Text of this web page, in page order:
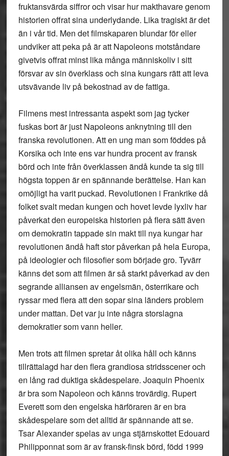
fruktansvärda siffror och visar hur makthavare genom
historien offrat sina underlydande. Lika tragiskt är det
än i vår tid. Men det filmskaparen blundar för eller
undviker att peka på är att Napoleons motståndare
givetvis offrat minst lika många människoliv i sitt
försvar av sin överklass och sina kungars rätt att leva
utsvävande liv på bekostnad av de fattiga.
Filmens mest intressanta aspekt som jag tycker
fuskas bort är just Napoleons anknytning till den
franska revolutionen. Att en ung man som föddes på
Korsika och inte ens var hundra procent av fransk
börd och inte från överklassen ändå kunde ta sig till
högsta toppen är en spännande berättelse. Han kan
omöjligt ha varit puckad. Revolutionen i Frankrike då
folket svalt medan kungen och hovet levde lyxliv har
påverkat den europeiska historien på flera sätt även
om demokratin tappade sin makt till nya kungar har
revolutionen ändå haft stor påverkan på hela Europa,
på ideologier och filosofier som började gro. Tyvärr
känns det som att filmen är så starkt påverkad av den
segrande alliansen av engelsmän, österrikare och
ryssar med flera att den sopar sina länders problem
under mattan. Det var ju inte några storslagna
demokratier som vann heller.
Men trots att filmen spretar åt olika håll och känns
tillrättalagd har den flera grandiosa stridsscener och
en lång rad duktiga skådespelare. Joaquin Phoenix
är bra som Napoleon och känns trovärdig. Rupert
Everett som den engelska härföraren är en bra
skådespelare som det alltid är spännande att se.
Tsar Alexander spelas av unga stjärnskottet Edouard
Philipponnat som är av fransk-finsk börd, född 1999